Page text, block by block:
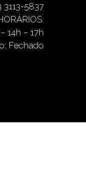
3113-5837
14h – 17h
Fechado